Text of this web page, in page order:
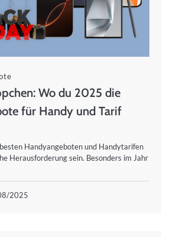
Wo du 2025 die
für Handy und Tarif
Handyangeboten und Handytarifen
Herausforderung sein. Besonders im Jahr
2025